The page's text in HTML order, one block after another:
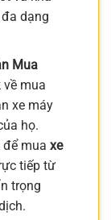
dạng
Mua
mua
xe máy
họ.
mua xe
tiếp từ
trọng